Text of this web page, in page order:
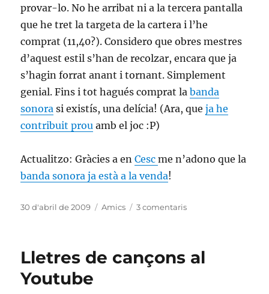
provar-lo. No he arribat ni a la tercera pantalla
que he tret la targeta de la cartera i l’he
comprat (11,40?). Considero que obres mestres
d’aquest estil s’han de recolzar, encara que ja
s’hagin forrat anant i tornant. Simplement
genial. Fins i tot hagués comprat labanda
sonora si existís, una delícia! (Ara, queja he
contribuit prou amb el joc :P)
Actualitzo: Gràcies a enCescme n’adono que la
banda sonora ja està a la venda!
Publicat
30 d'abril de 2009 Categories
Amics 3 comentarisa
Lletres de cançons al
Youtube